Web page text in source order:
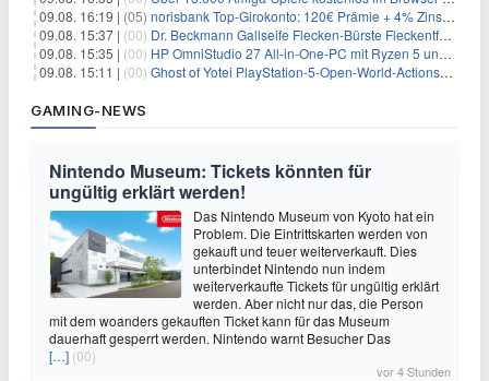
09.08. 16:19 | (05) norisbank Top-Girokonto: 120€ Prämie + 4% Zinsen p.a. (6 Monate)
09.08. 15:37 | (00) Dr. Beckmann Gallseife Flecken-Bürste Fleckentferner 250 ml für 1,25€
09.08. 15:35 | (00) HP OmniStudio 27 All-in-One-PC mit Ryzen 5 und 1 TB SSD für 699€
09.08. 15:11 | (00) Ghost of Yotei PlayStation-5-Open-World-Actionspiel für 55,65€
GAMING-NEWS
Nintendo Museum: Tickets könnten für
ungültig erklärt werden!
Das Nintendo Museum von Kyoto hat ein
Problem. Die Eintrittskarten werden von
gekauft und teuer weiterverkauft. Dies
unterbindet Nintendo nun indem
weiterverkaufte Tickets für ungültig erklärt
werden. Aber nicht nur das, die Person
mit dem woanders gekauften Ticket kann für das Museum
dauerhaft gesperrt werden. Nintendo warnt Besucher Das
[…] (00)
vor 4 Stunden